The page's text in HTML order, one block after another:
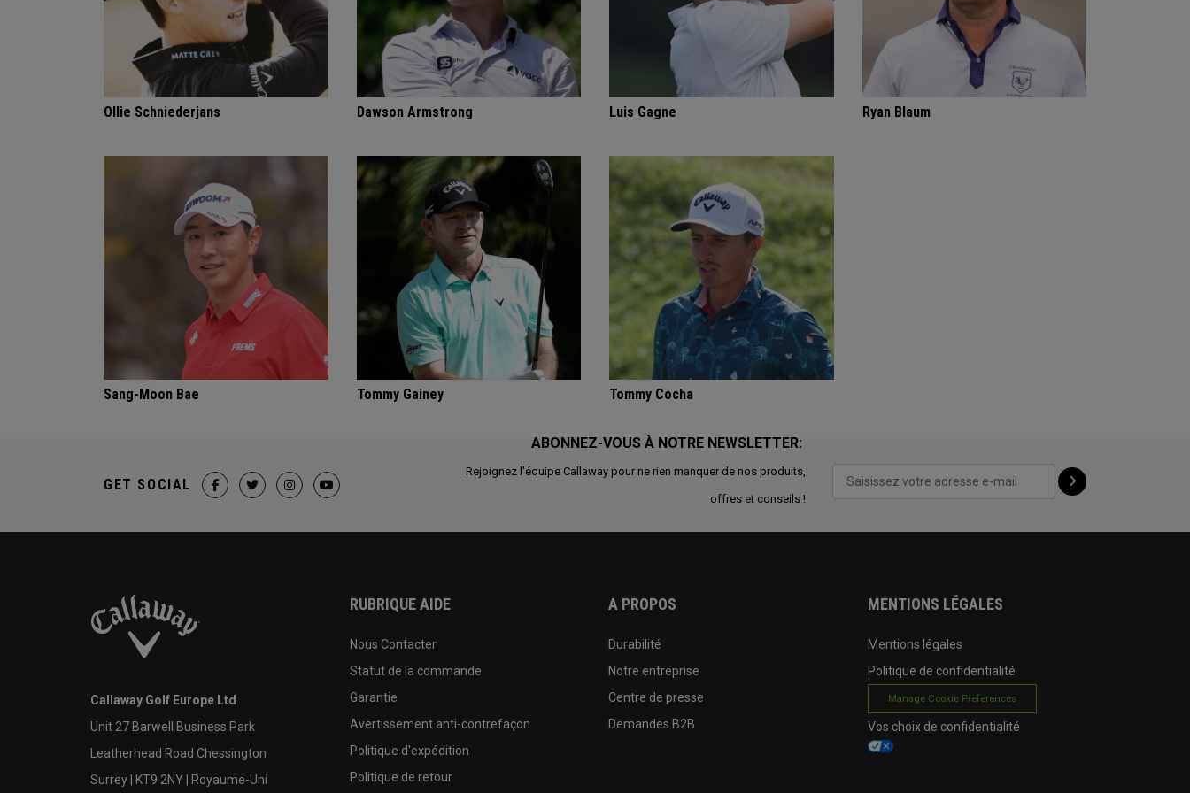
Ollie Schniederjans Dawson Armstrong Luis Gagne Ryan Blaum
Sang-Moon Bae Tommy Gainey Tommy Cocha
ABONNEZ-VOUS À NOTRE NEWSLETTER:
Rejoignez l'équipe Callaway pour ne rien manquer de nos produits,
offres et conseils !
GET SOCIAL
Callaway Golf Europe Ltd
Unit 27 Barwell Business Park
Leatherhead Road Chessington
Surrey | KT9 2NY | Royaume-Uni
RUBRIQUE AIDE
Nous Contacter
Statut de la commande
Garantie
Avertissement anti-contrefaçon
Politique d'expédition
Politique de retour
A PROPOS
Durabilité
Notre entreprise
Centre de presse
Demandes B2B
MENTIONS LÉGALES
Mentions légales
Politique de confidentialité
Manage Cookie Preferences
Vos choix de confidentialité